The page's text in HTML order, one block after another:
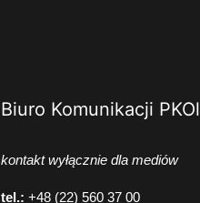
Biuro Komunikacji PKOl
kontakt wyłącznie dla mediów
tel.: +48 (22) 560 37 00